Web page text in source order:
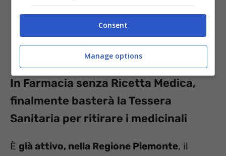
In Farmacia senza Ricetta Medica,
finalmente basterà la Tessera
Sanitaria per ritirare i medicinali
È già attivo, nella Regione Piemonte, il
Consent
Manage options